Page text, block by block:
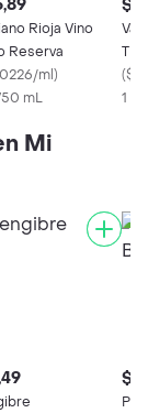
Rioja Vino
Reserva
ml)
mL
$
(
1 X
Mi
$